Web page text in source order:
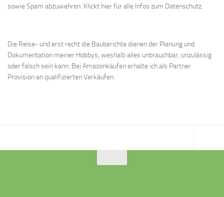
sowie Spam abzuwehren. Klickt hier für alle Infos zum Datenschutz.
Die Reise- und erst recht die Bauberichte dienen der Planung und
Dokumentation meiner Hobbys, weshalb alles unbrauchbar, unzulässig
oder falsch sein kann. Bei Amazonkäufen erhalte ich als Partner
Provision an qualifizierten Verkäufen.